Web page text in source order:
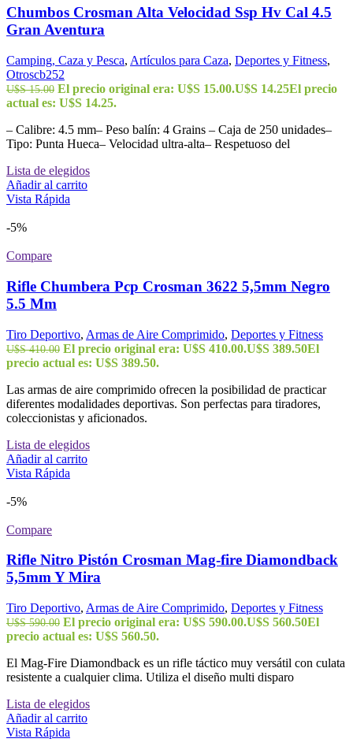
Chumbos Crosman Alta Velocidad Ssp Hv Cal 4.5
Gran Aventura
Camping, Caza y Pesca, Artículos para Caza, Deportes y Fitness,
Otroscb252
U$S15.00 El precio original era: U$S 15.00.U$S 14.25El precio
actual es: U$S 14.25.
– Calibre: 4.5 mm– Peso balín: 4 Grains – Caja de 250 unidades–
Tipo: Punta Hueca– Velocidad ultra-alta– Respetuoso del
Lista de elegidos
Añadir al carrito
Vista Rápida
-5%
Compare
Rifle Chumbera Pcp Crosman 3622 5,5mm Negro
5.5 Mm
Tiro Deportivo, Armas de Aire Comprimido, Deportes y Fitness
U$S410.00 El precio original era: U$S 410.00.U$S 389.50El
precio actual es: U$S 389.50.
Las armas de aire comprimido ofrecen la posibilidad de practicar
diferentes modalidades deportivas. Son perfectas para tiradores,
coleccionistas y aficionados.
Lista de elegidos
Añadir al carrito
Vista Rápida
-5%
Compare
Rifle Nitro Pistón Crosman Mag-fire Diamondback
5,5mm Y Mira
Tiro Deportivo, Armas de Aire Comprimido, Deportes y Fitness
U$S590.00 El precio original era: U$S 590.00.U$S 560.50El
precio actual es: U$S 560.50.
El Mag-Fire Diamondback es un rifle táctico muy versátil con culata
resistente a cualquier clima. Utiliza el diseño multi disparo
Lista de elegidos
Añadir al carrito
Vista Rápida